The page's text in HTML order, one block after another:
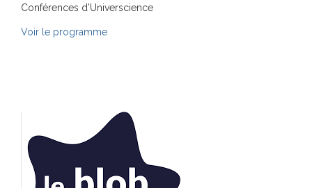
Conférences d’Universcience
Voir le programme